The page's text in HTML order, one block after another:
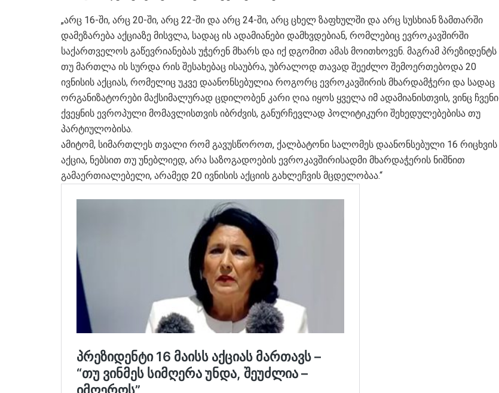
„არც 16-ში, არც 20-ში, არც 22-ში და არც 24-ში, არც ცხელ ზაფხულში და არც სუსხიან ზამთარში
დამეზარება აქციაზე მისვლა, სადაც ის ადამიანები დამხვდებიან, რომლებიც ევროკავშირში
საქართველოს გაწევრიანებას უჭერენ მხარს და იქ დგომით ამას მოითხოვენ. მაგრამ პრეზიდენტს
თუ მართლა ის სურდა რის შესახებაც ისაუბრა, უბრალოდ თავად შეეძლო შემოერთებოდა 20
ივნისის აქციას, რომელიც უკვე დაანონსებულია როგორც ევროკავშირის მხარდამჭერი და სადაც
ორგანიზატორები მაქსიმალურად ცდილობენ კარი ღია იყოს ყველა იმ ადამიანისთვის, ვინც ჩვენი
ქვეყნის ევროპული მომავლისთვის იბრძვის, განურჩევლად პოლიტიკური შეხედულებებისა თუ
პარტიულობისა.
ამიტომ, სიმართლეს თვალი რომ გავუსწოროთ, ქალბატონი სალომეს დაანონსებული 16 რიცხვის
აქცია, ნებსით თუ უნებლიედ, არა საზოგადოების ევროკავშირისადმი მხარდაჭერის ნიშნით
გამაერთიალებელი, არამედ 20 ივნისის აქციის გახლეჩვის მცდელობაა.“